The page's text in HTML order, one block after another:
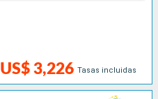
US$ 3,226 Tasas incluidas